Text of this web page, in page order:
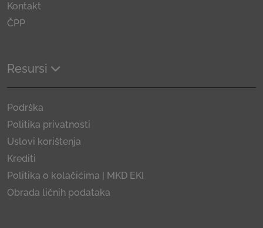
Kontakt
ČPP
Resursi
Podrška
Politika privatnosti
Uslovi korištenja
Krediti
Politika o kolačićima | MKD EKI
Obrada ličnih podataka